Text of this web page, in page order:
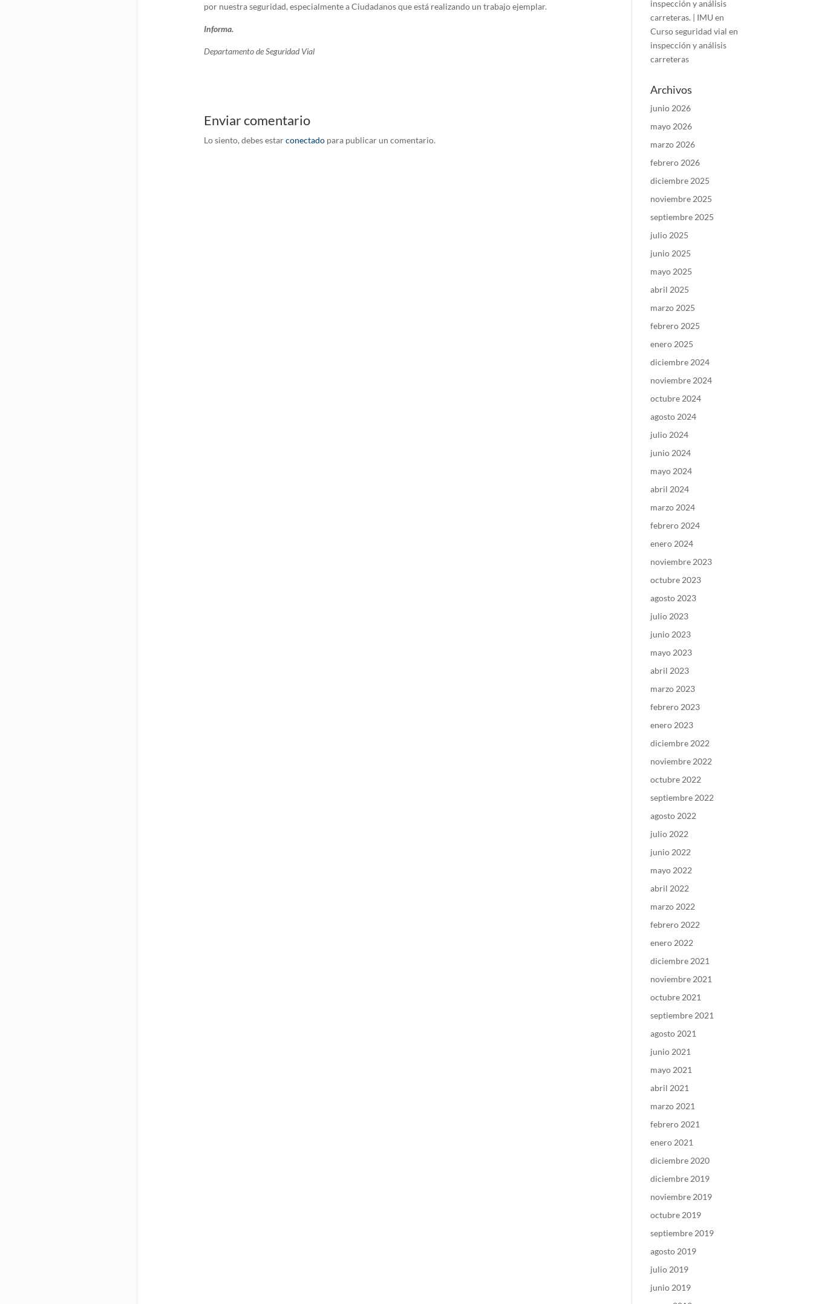
por nuestra seguridad, especialmente a Ciudadanos que está realizando un trabajo ejemplar.
Informa.
Departamento de Seguridad Vial
Enviar comentario
Lo siento, debes estarconectadopara publicar un comentario.
inspección y análisis
carreteras. | IMU en
Curso seguridad vial en
inspección y análisis
carreteras
Archivos
junio 2026
mayo 2026
marzo 2026
febrero 2026
diciembre 2025
noviembre 2025
septiembre 2025
julio 2025
junio 2025
mayo 2025
abril 2025
marzo 2025
febrero 2025
enero 2025
diciembre 2024
noviembre 2024
octubre 2024
agosto 2024
julio 2024
junio 2024
mayo 2024
abril 2024
marzo 2024
febrero 2024
enero 2024
noviembre 2023
octubre 2023
agosto 2023
julio 2023
junio 2023
mayo 2023
abril 2023
marzo 2023
febrero 2023
enero 2023
diciembre 2022
noviembre 2022
octubre 2022
septiembre 2022
agosto 2022
julio 2022
junio 2022
mayo 2022
abril 2022
marzo 2022
febrero 2022
enero 2022
diciembre 2021
noviembre 2021
octubre 2021
septiembre 2021
agosto 2021
junio 2021
mayo 2021
abril 2021
marzo 2021
febrero 2021
enero 2021
diciembre 2020
diciembre 2019
noviembre 2019
octubre 2019
septiembre 2019
agosto 2019
julio 2019
junio 2019